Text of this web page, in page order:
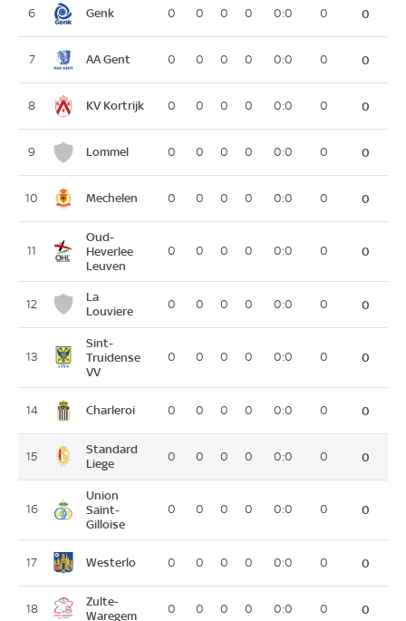
6 Genk 0 0 0 0 0:0 0 0
7 AA Gent 0 0 0 0 0:0 0 0
8 KV Kortrijk 0 0 0 0 0:0 0 0
9 Lommel 0 0 0 0 0:0 0 0
10 Mechelen 0 0 0 0 0:0 0 0
11
Oud-
Heverlee
Leuven
0 0 0 0 0:0 0 0
12
La
Louviere
0 0 0 0 0:0 0 0
13
Sint-
Truidense
VV
0 0 0 0 0:0 0 0
14 Charleroi 0 0 0 0 0:0 0 0
15
Standard
Liege
0 0 0 0 0:0 0 0
16
Union
Saint-
Gilloise
0 0 0 0 0:0 0 0
17 Westerlo 0 0 0 0 0:0 0 0
18
Zulte-
Waregem
0 0 0 0 0:0 0 0